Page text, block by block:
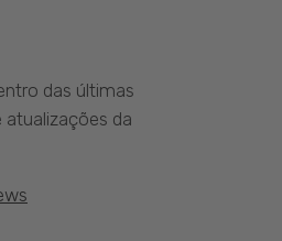
das últimas
atualizações da